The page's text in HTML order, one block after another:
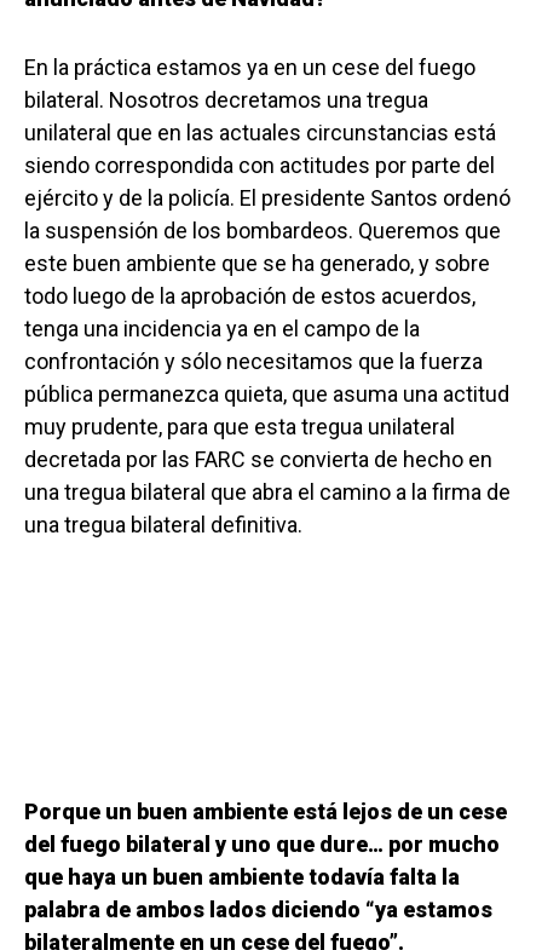
En la práctica estamos ya en un cese del fuego
bilateral. Nosotros decretamos una tregua
unilateral que en las actuales circunstancias está
siendo correspondida con actitudes por parte del
ejército y de la policía. El presidente Santos ordenó
la suspensión de los bombardeos. Queremos que
este buen ambiente que se ha generado, y sobre
todo luego de la aprobación de estos acuerdos,
tenga una incidencia ya en el campo de la
confrontación y sólo necesitamos que la fuerza
pública permanezca quieta, que asuma una actitud
muy prudente, para que esta tregua unilateral
decretada por las FARC se convierta de hecho en
una tregua bilateral que abra el camino a la firma de
una tregua bilateral definitiva.
Porque un buen ambiente está lejos de un cese
del fuego bilateral y uno que dure… por mucho
que haya un buen ambiente todavía falta la
palabra de ambos lados diciendo “ya estamos
bilateralmente en un cese del fuego”.